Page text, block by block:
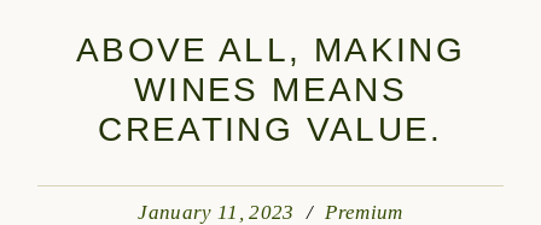
ABOVE ALL, MAKING
WINES MEANS
CREATING VALUE.
January 11, 2023 Premium